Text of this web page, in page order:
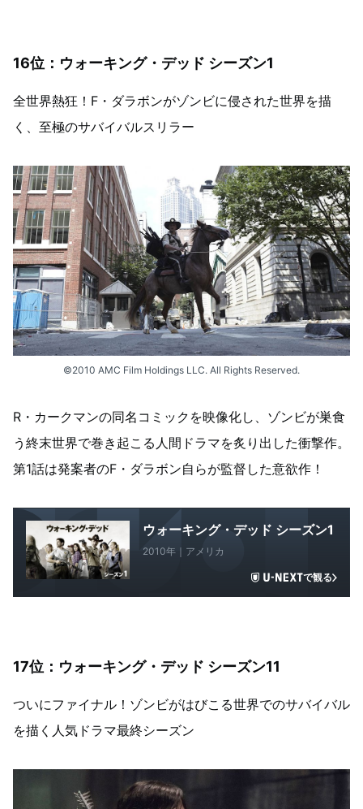
16位：ウォーキング・デッド シーズン1
全世界熱狂！F・ダラボンがゾンビに侵された世界を描
く、至極のサバイバルスリラー
©2010 AMC Film Holdings LLC. All Rights Reserved.
R・カークマンの同名コミックを映像化し、ゾンビが巣食
う終末世界で巻き起こる人間ドラマを炙り出した衝撃作。
第1話は発案者のF・ダラボン自らが監督した意欲作！
ウォーキング・デッド シーズン1
2010年｜アメリカ
で観る
17位：ウォーキング・デッド シーズン11
ついにファイナル！ゾンビがはびこる世界でのサバイバル
を描く人気ドラマ最終シーズン